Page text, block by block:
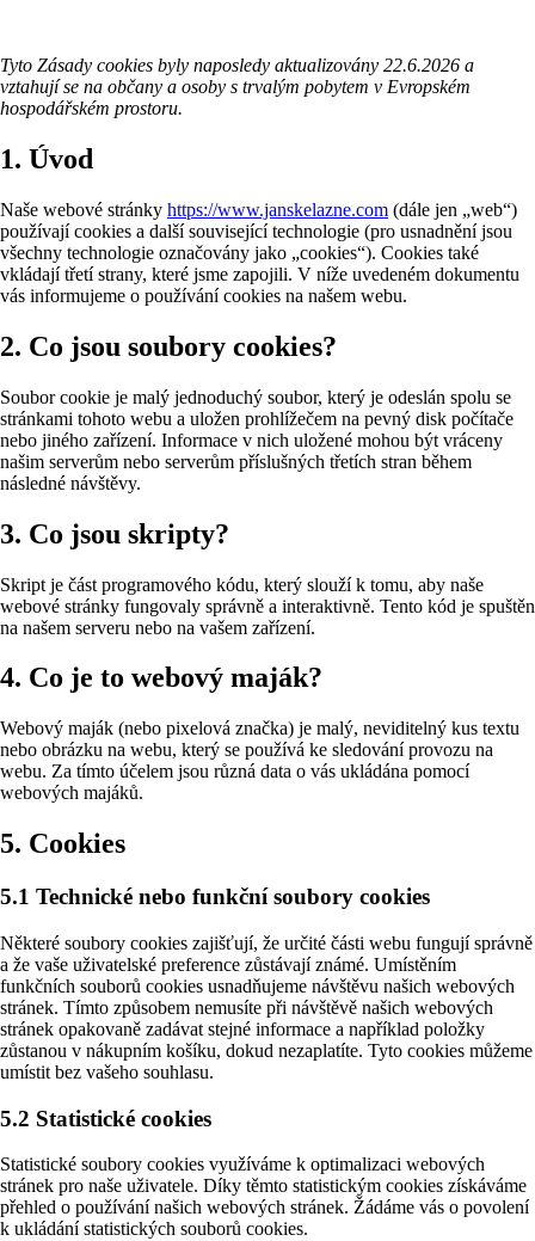
Tyto Zásady cookies byly naposledy aktualizovány 22.6.2026 a
vztahují se na občany a osoby s trvalým pobytem v Evropském
hospodářském prostoru.
1. Úvod
Naše webové stránky https://www.janskelazne.com (dále jen „web“)
používají cookies a další související technologie (pro usnadnění jsou
všechny technologie označovány jako „cookies“). Cookies také
vkládají třetí strany, které jsme zapojili. V níže uvedeném dokumentu
vás informujeme o používání cookies na našem webu.
2. Co jsou soubory cookies?
Soubor cookie je malý jednoduchý soubor, který je odeslán spolu se
stránkami tohoto webu a uložen prohlížečem na pevný disk počítače
nebo jiného zařízení. Informace v nich uložené mohou být vráceny
našim serverům nebo serverům příslušných třetích stran během
následné návštěvy.
3. Co jsou skripty?
Skript je část programového kódu, který slouží k tomu, aby naše
webové stránky fungovaly správně a interaktivně. Tento kód je spuštěn
na našem serveru nebo na vašem zařízení.
4. Co je to webový maják?
Webový maják (nebo pixelová značka) je malý, neviditelný kus textu
nebo obrázku na webu, který se používá ke sledování provozu na
webu. Za tímto účelem jsou různá data o vás ukládána pomocí
webových majáků.
5. Cookies
5.1 Technické nebo funkční soubory cookies
Některé soubory cookies zajišťují, že určité části webu fungují správně
a že vaše uživatelské preference zůstávají známé. Umístěním
funkčních souborů cookies usnadňujeme návštěvu našich webových
stránek. Tímto způsobem nemusíte při návštěvě našich webových
stránek opakovaně zadávat stejné informace a například položky
zůstanou v nákupním košíku, dokud nezaplatíte. Tyto cookies můžeme
umístit bez vašeho souhlasu.
5.2 Statistické cookies
Statistické soubory cookies využíváme k optimalizaci webových
stránek pro naše uživatele. Díky těmto statistickým cookies získáváme
přehled o používání našich webových stránek. Žádáme vás o povolení
k ukládání statistických souborů cookies.